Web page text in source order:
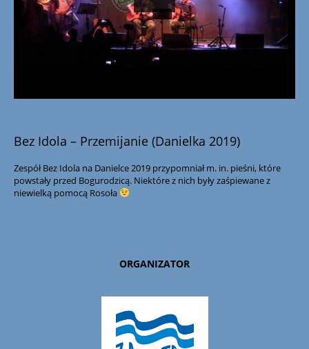
Bez Idola – Przemijanie (Danielka 2019)
Zespół Bez Idola na Danielce 2019 przypomniał m. in. pieśni, które
powstały przed Bogurodzicą. Niektóre z nich były zaśpiewane z
niewielką pomocą Rosoła
ORGANIZATOR